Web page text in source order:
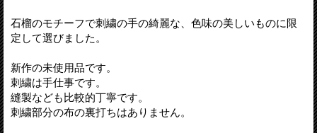
石榴のモチーフで刺繍の手の綺麗な、色味の美しいものに限
定して選びました。
新作の未使用品です。
刺繍は手仕事です。
縫製なども比較的丁寧です。
刺繍部分の布の裏打ちはありません。